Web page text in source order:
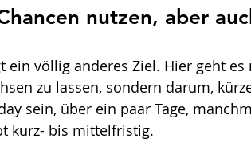
nutzen, aber
ein völlig anderes Ziel. Hier geht
zu lassen, sondern darum,
sein, über ein paar Tage,
kurz- bis mittelfristig.